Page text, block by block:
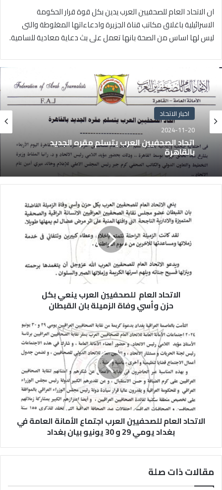
ان الاتحاد العام للصحفيين العرب يدين بكل قوة قرار الحكومة
الاسرائيلية باغلاق مكاتب قناة الجزيرة وادعاءاتها المغلوطة والتى
ليس لها اساس من الصحة بانها تعمل على بث دعاية معادية للسامية.
اخبار الاتحاد
2024-11-20
اتحاد الصحفيين العرب يتسلم مقره الجديد
بالقاهرة
الاتحاد العام للصحفيين العرب ينعي بكل
حزن وأسي وفاة الزميلة بان القبطان
الاتحاد العام للصحفيين العرب اجتماع الأمانة العامة في
بغداد يومي 29 و 30 يونيو بيان بغداد
مقالات ذات صلة